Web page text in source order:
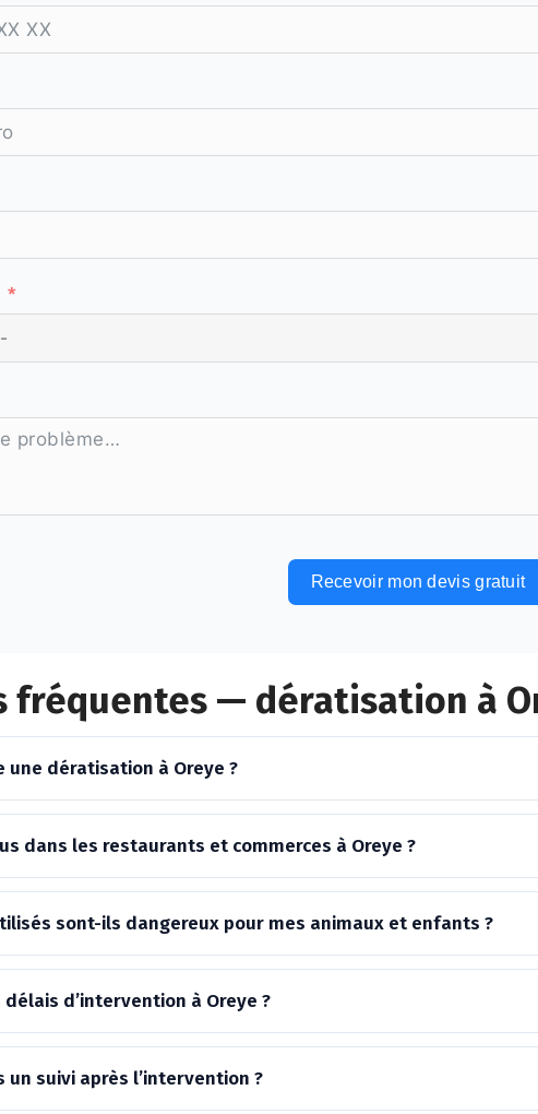
Recevoir mon devis gratuit
fréquentes — dératisation à
une dératisation à Oreye ?
dans les restaurants et commerces à Oreye ?
sont-ils dangereux pour mes animaux et enfants ?
d’intervention à Oreye ?
un suivi après l’intervention ?